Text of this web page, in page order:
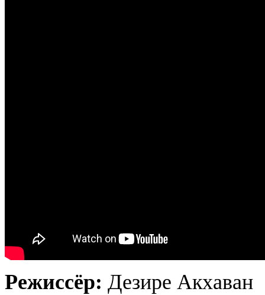
Режиссёр: Дезире Акхаван